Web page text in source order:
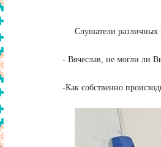
Слушатели различных
- Вячеслав, не могли ли
-Как собственно